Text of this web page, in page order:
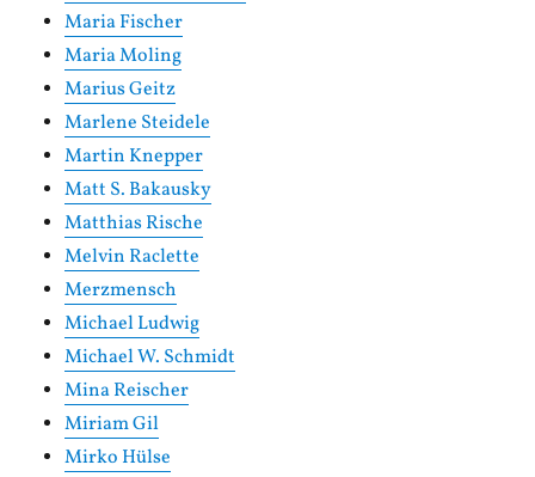
Maria Fischer
Maria Moling
Marius Geitz
Marlene Steidele
Martin Knepper
Matt S. Bakausky
Matthias Rische
Melvin Raclette
Merzmensch
Michael Ludwig
Michael W. Schmidt
Mina Reischer
Miriam Gil
Mirko Hülse